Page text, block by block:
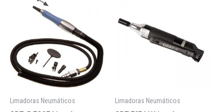
Limadoras Neumáticos Limadoras Neumáticos